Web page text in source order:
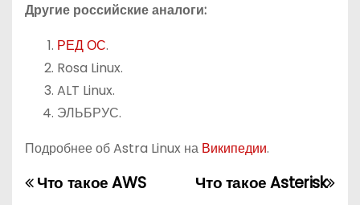
Другие российские аналоги:
РЕД ОС.
Rosa Linux.
ALT Linux.
ЭЛЬБРУС.
Подробнее об Astra Linux на Википедии.
Н
Что такое Asterisk
Что такое AWS